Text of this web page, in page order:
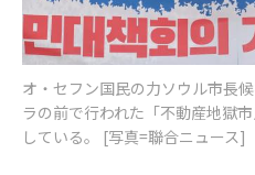
オ・セフン国民の力ソウル市長
ラの前で行われた「不動産地獄
している。 [写真=聯合ニュース]